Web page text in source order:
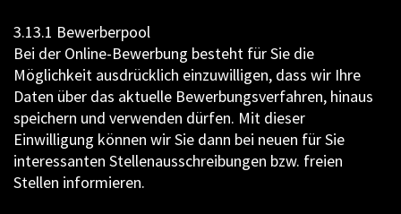
3.13.1 Bewerberpool
Bei der Online-Bewerbung besteht für Sie die
Möglichkeit ausdrücklich einzuwilligen, dass wir Ihre
Daten über das aktuelle Bewerbungsverfahren, hinaus
speichern und verwenden dürfen. Mit dieser
Einwilligung können wir Sie dann bei neuen für Sie
interessanten Stellenausschreibungen bzw. freien
Stellen informieren.